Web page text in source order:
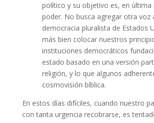
político y su objetivo es, en última
poder. No busca agregar otra voz
democracia pluralista de Estados
más bien colocar nuestros
instituciones democráticos
estado basado en una versión
religión, y lo que algunos
cosmovisión bíblica.
En estos días difíciles, cuando nuestro
con tanta urgencia recobrarse, es